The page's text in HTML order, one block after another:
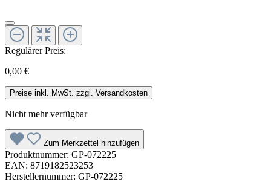
Regulärer Preis:
0,00 €
Preise inkl. MwSt. zzgl. Versandkosten
Nicht mehr verfügbar
Zum Merkzettel hinzufügen
Produktnummer: GP-072225
EAN: 8719182523253
Herstellernummer: GP-072225